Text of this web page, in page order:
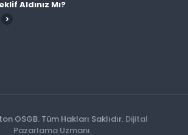
Aldınız Mı?
OSGB. Tüm Hakları Saklıdır. Dijital
Pazarlama Uzmanı